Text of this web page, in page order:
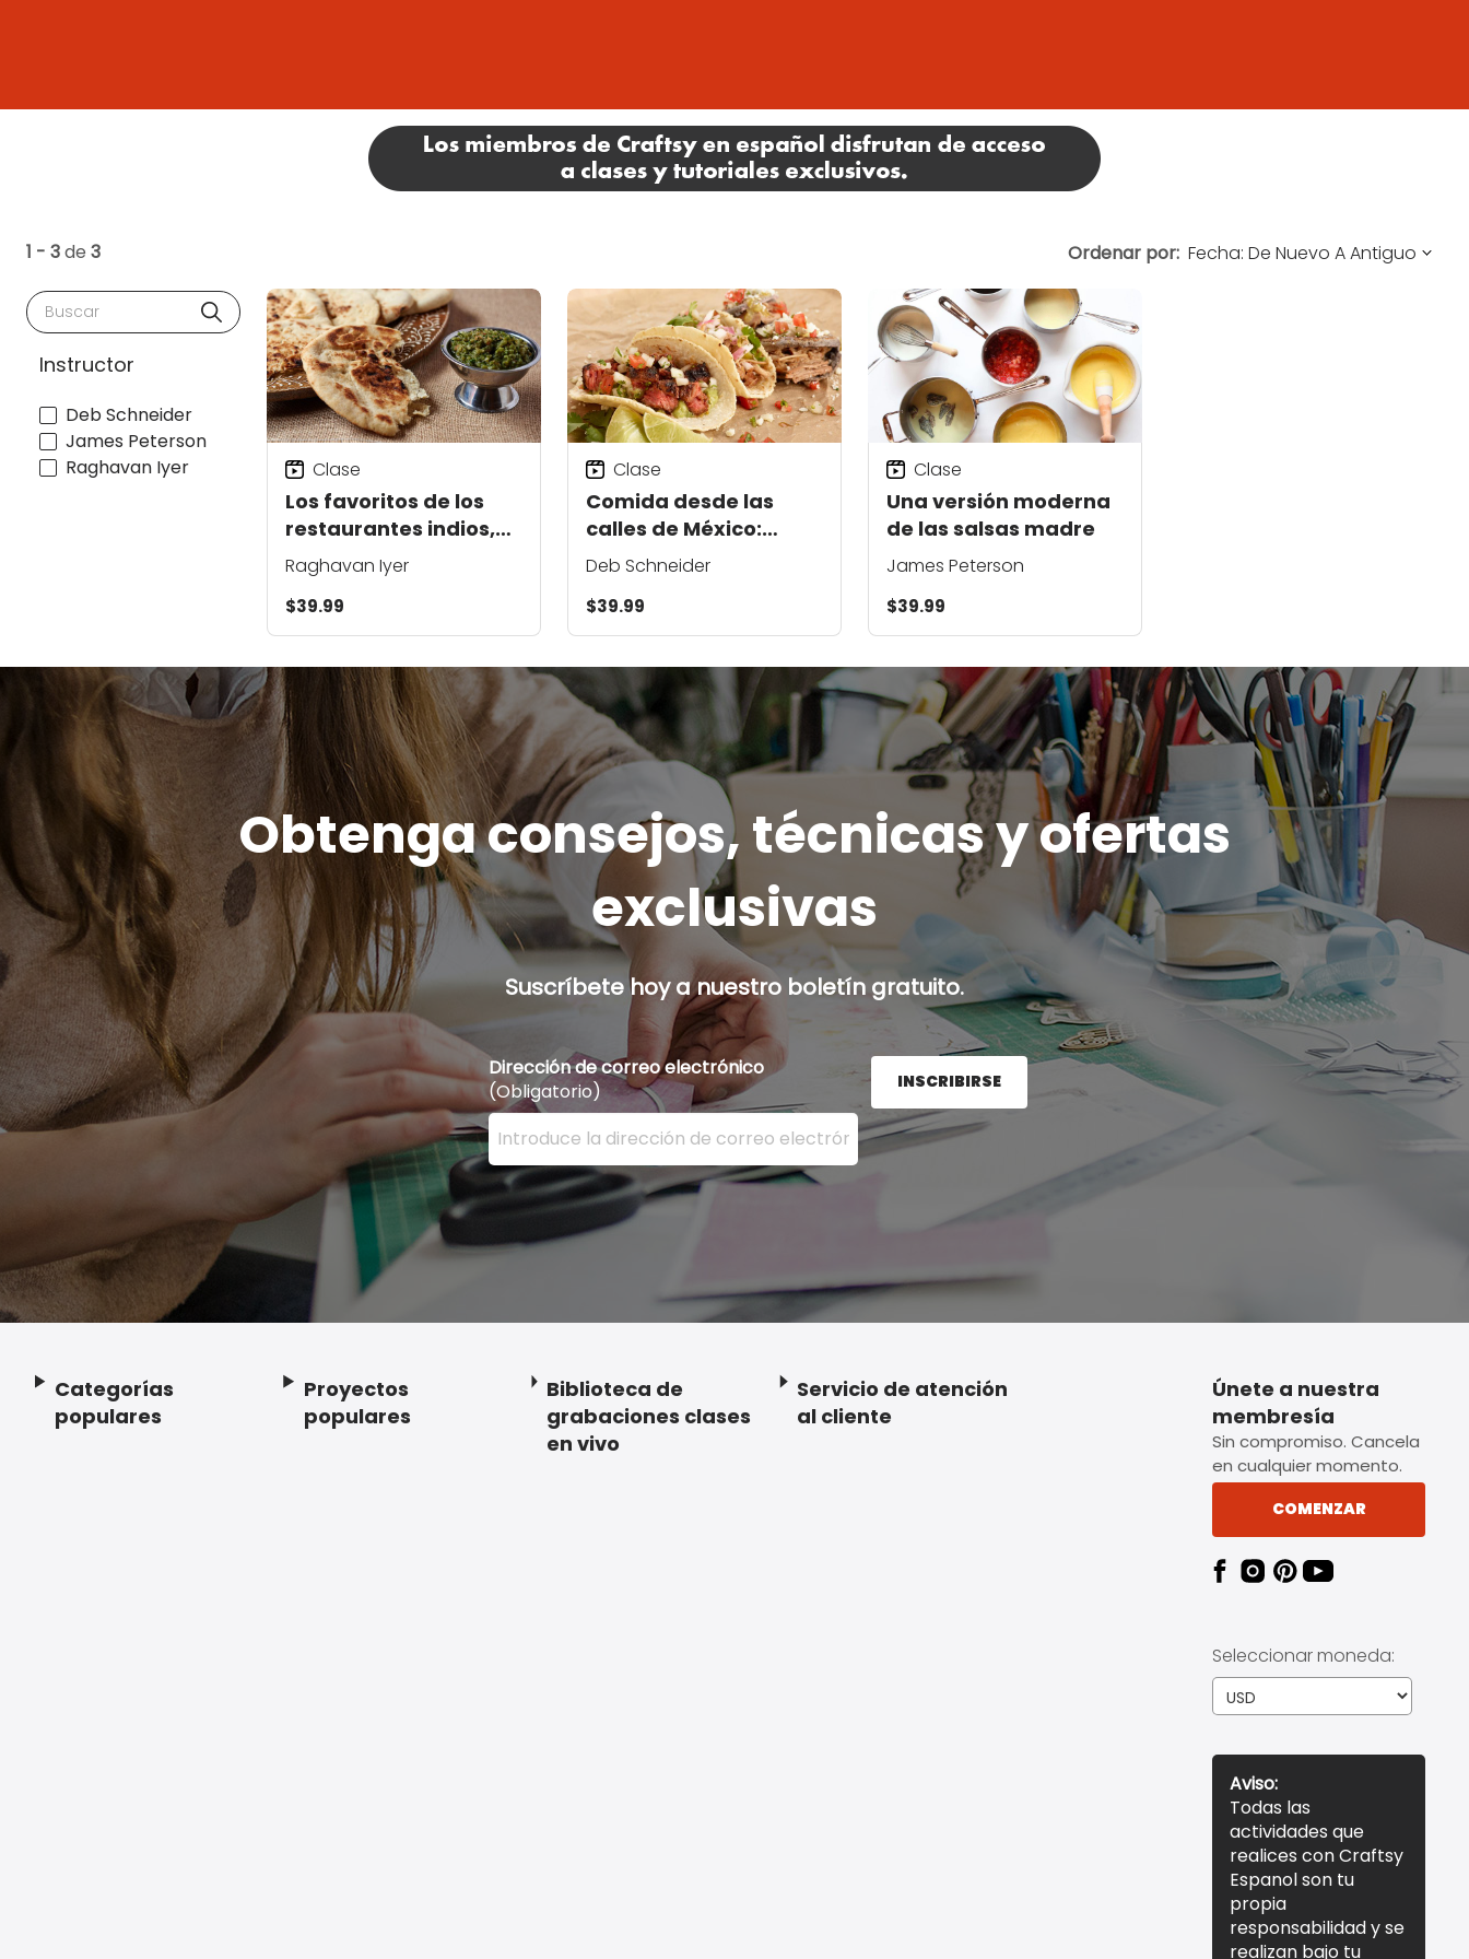
1 - 3de 3
Buscar
Instructor
Deb Schneider
James Peterson
Raghavan Iyer
Ordenar por:
Los favoritos de los
restaurantes indios,
hechos en casa
Clase
Raghavan Iyer
$39.99
Comida desde las
calles de México:
Tacos y Salsas
Clase
Deb Schneider
$39.99
Una versión moderna
de las salsas madre
Clase
James Peterson
$39.99
Obtenga consejos, técnicas y ofertas
exclusivas
Suscríbete hoy a nuestro boletín gratuito.
Dirección de correo electrónico
(Obligatorio)
Ingrese su dirección de correo electrónico aquí y presione el botón Registrarse.
INSCRIBIRSE
Footer
Categorías
populares
Proyectos
populares
Biblioteca de
grabaciones clases
en vivo
Servicio de atención
al cliente
Únete a nuestra
membresía
Sin compromiso. Cancela
en cualquier momento.
COMENZAR
Seleccionar moneda:
Aviso:
Todas las
actividades que
realices con Craftsy
Espanol son tu
propia
responsabilidad y se
realizan bajo tu